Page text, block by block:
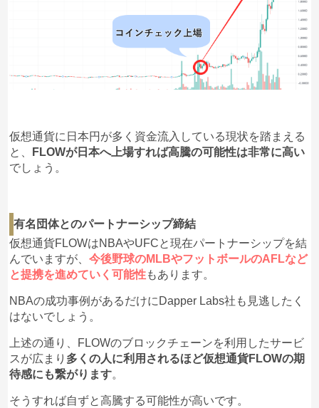
仮想通貨に日本円が多く資金流入している現状を踏まえる
と、
FLOWが日本へ上場すれば高騰の可能性は非常に高い
でしょう。
有名団体とのパートナーシップ締結
仮想通貨FLOWはNBAやUFCと現在パートナーシップを結
んでいますが、今後野球のMLBやフットボールのAFLなど
と提携を進めていく可能性もあります。
NBAの成功事例があるだけにDapper Labs社も見逃したく
はないでしょう。
上述の通り、FLOWのブロックチェーンを利用したサービ
スが広まり 多くの人に利用されるほど仮想通貨FLOWの期
待感にも繋がります。
そうすれば自ずと高騰する可能性が高いです。